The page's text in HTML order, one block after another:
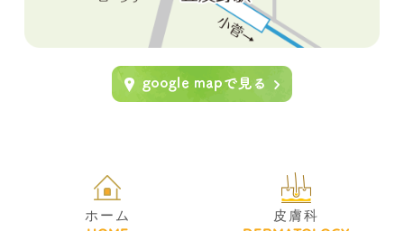
ホーム 皮膚科